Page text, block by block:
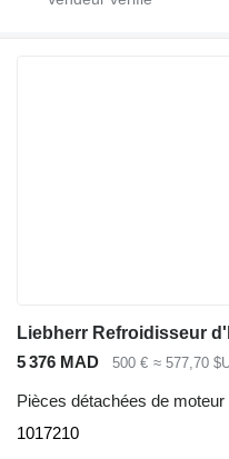
5 376 MAD 500 € ≈ 577,70
Pièces détachées de
1017210